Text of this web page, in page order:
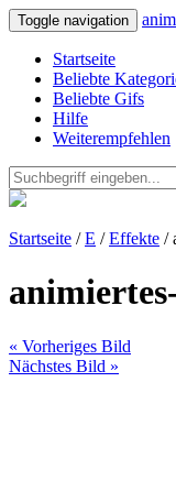
Toggle navigation
Startseite
Beliebte
Beliebte Gifs
Hilfe
Weiterempfehlen
Startseite /E /Effekte /
« Vorheriges Bild
Nächstes Bild »